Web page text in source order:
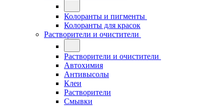
Колоранты и пигменты
Колоранты для красок
Растворители и очистители
Растворители и очистители
Автохимия
Антивысолы
Клеи
Растворители
Смывки